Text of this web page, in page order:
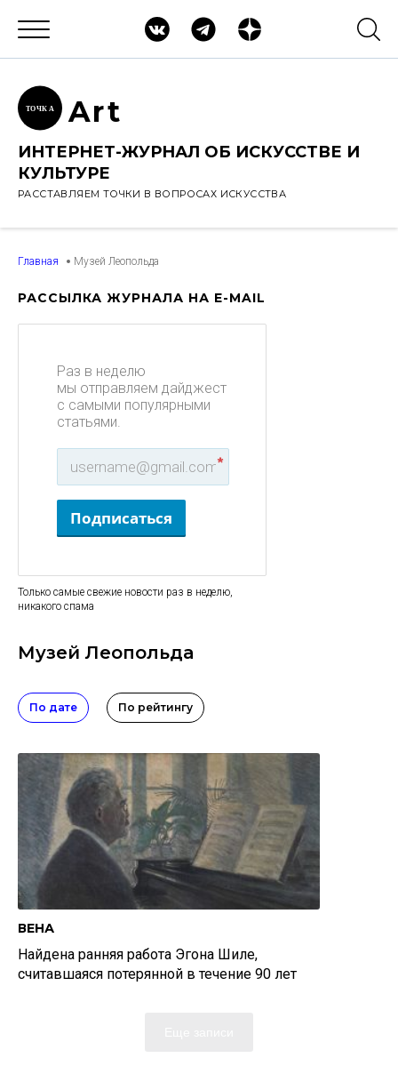
ТОЧК А Art
ИНТЕРНЕТ-ЖУРНАЛ ОБ ИСКУССТВЕ И
КУЛЬТУРЕ
РАССТАВЛЯЕМ ТОЧКИ В ВОПРОСАХ ИСКУССТВА
Главная Музей Леопольда
РАССЫЛКА ЖУРНАЛА НА E-MAIL
Раз в неделю
мы отправляем дайджест
с самыми популярными
статьями.
*
Подписаться
Только самые свежие новости раз в неделю,
никакого спама
Музей Леопольда
По дате По рейтингу
ВЕНА
Найдена ранняя работа Эгона Шиле,
считавшаяся потерянной в течение 90 лет